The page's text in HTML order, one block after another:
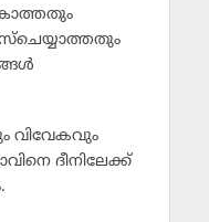
വിവേകവും
ദീനിലേക്ക്